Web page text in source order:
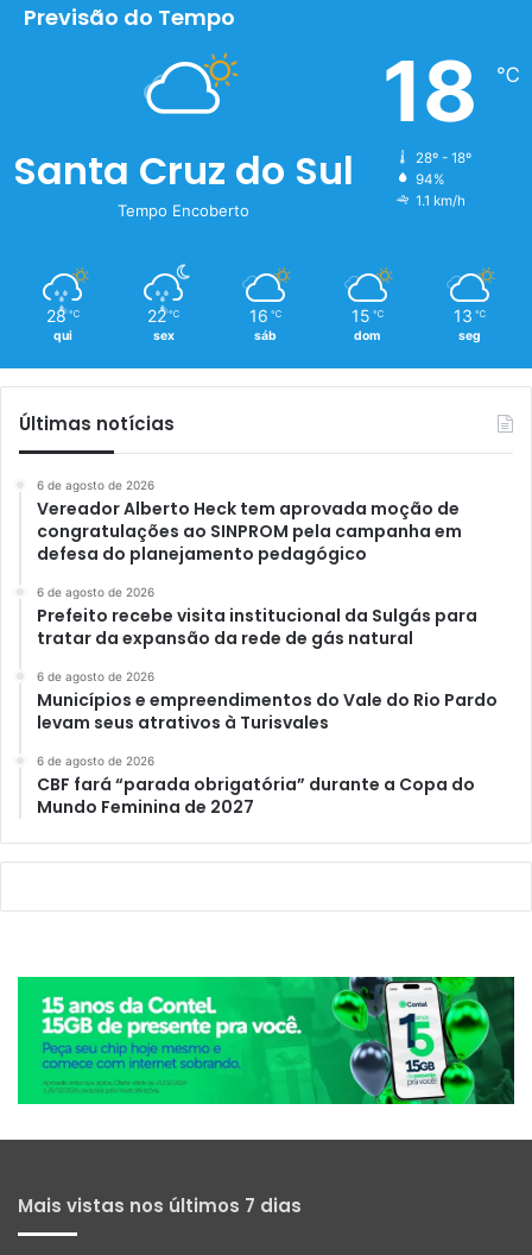
Previsão do Tempo
Santa Cruz do Sul
Tempo Encoberto
18 ℃
28º - 18º
94%
1.1 km/h
28 ℃
qui
22 ℃
sex
16 ℃
sáb
15 ℃
dom
13 ℃
seg
Últimas notícias
6 de agosto de 2026
Vereador Alberto Heck tem aprovada moção de
congratulações ao SINPROM pela campanha em
defesa do planejamento pedagógico
6 de agosto de 2026
Prefeito recebe visita institucional da Sulgás para
tratar da expansão da rede de gás natural
6 de agosto de 2026
Municípios e empreendimentos do Vale do Rio Pardo
levam seus atrativos à Turisvales
6 de agosto de 2026
CBF fará “parada obrigatória” durante a Copa do
Mundo Feminina de 2027
Mais vistas nos últimos 7 dias